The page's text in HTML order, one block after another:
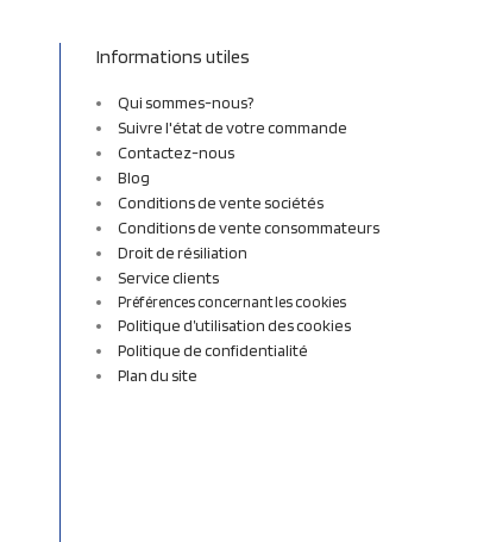
Informations utiles
Qui sommes-nous?
Suivre l'état de votre commande
Contactez-nous
Blog
Conditions de vente sociétés
Conditions de vente consommateurs
Droit de résiliation
Service clients
Préférences concernant les cookies
Politique d’utilisation des cookies
Politique de confidentialité
Plan du site